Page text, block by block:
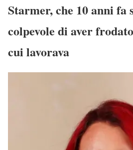
Starmer, che 10 anni fa
colpevole di aver
cui lavorava